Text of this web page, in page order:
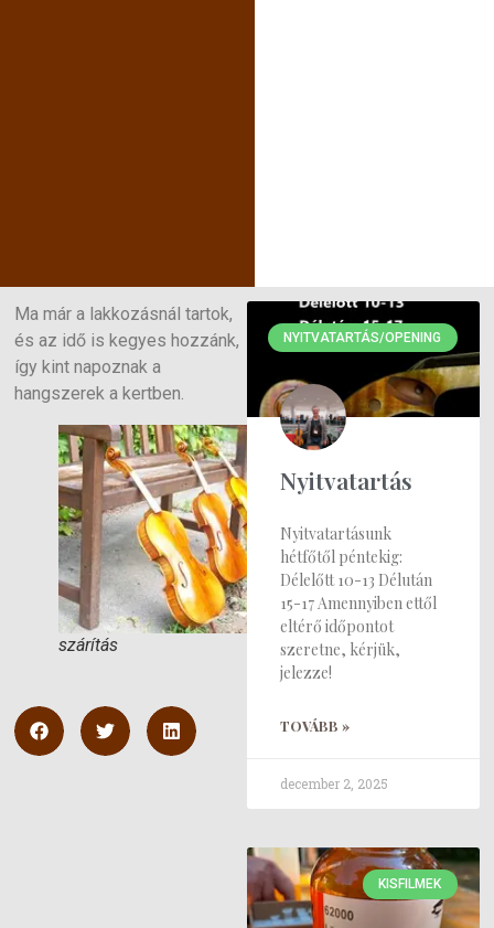
Ma már a lakkozásnál tartok,
és az idő is kegyes hozzánk,
így kint napoznak a
hangszerek a kertben.
szárítás
NYITVATARTÁS/OPENING
Nyitvatartás
Nyitvatartásunk
hétfőtől péntekig:
Délelőtt 10-13 Délután
15-17 Amennyiben ettől
eltérő időpontot
szeretne, kérjük,
jelezze!
TOVÁBB »
december 2, 2025
KISFILMEK